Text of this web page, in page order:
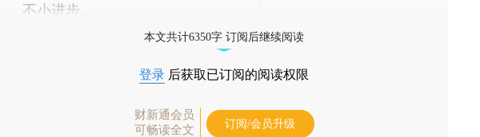
不小进步。
本文共计6350字 订阅后继续阅读
登录 后获取已订阅的阅读权限
财新通会员
可畅读全文
订阅/会员升级